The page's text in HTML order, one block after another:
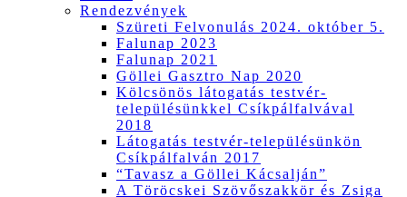
Rendezvények
Szüreti Felvonulás 2024. október 5.
Falunap 2023
Falunap 2021
Göllei Gasztro Nap 2020
Kölcsönös látogatás testvér-
településünkkel Csíkpálfalvával
2018
Látogatás testvér-településünkön
Csíkpálfalván 2017
“Tavasz a Göllei Kácsalján”
A Töröcskei Szövőszakkör és Zsiga